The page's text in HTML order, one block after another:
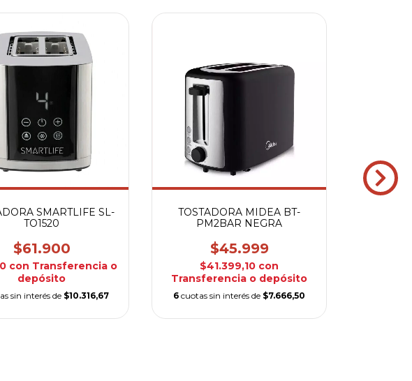
SMARTLIFE SL-
TO1520
$61.900
con Transferencia o
depósito
sin interés de $10.316,67
TOSTADORA MIDEA BT-
PM2BAR NEGRA
$45.999
$41.399,10 con
Transferencia o depósito
6 cuotas sin interés de $7.666,50